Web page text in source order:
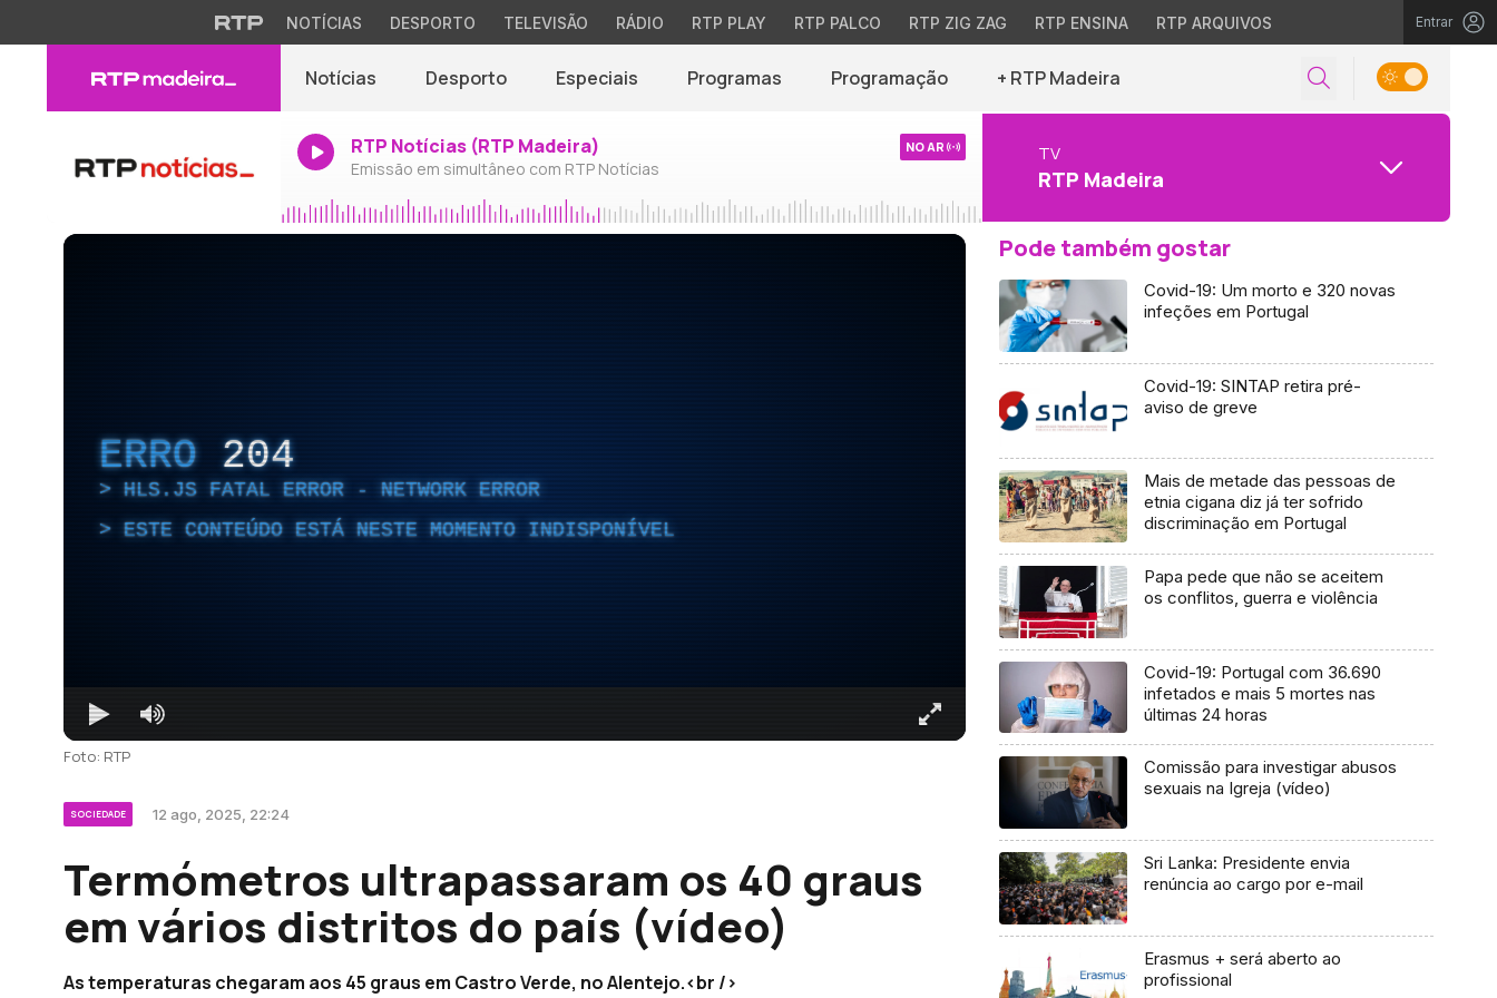
NOTÍCIAS DESPORTO TELEVISÃO RÁDIO RTP PLAY RTP PALCO RTP ZIG ZAG RTP ENSINA RTP ARQUIVOS Entrar
Notícias Desporto Especiais Programas Programação + RTP Madeira
RTP Notícias (RTP Madeira)
Emissão em simultâneo com RTP Notícias
NO AR TV
RTP Madeira
ERRO 204
HLS.JS FATAL ERROR - NETWORK ERROR
ESTE CONTEÚDO ESTÁ NESTE MOMENTO INDISPONÍVEL
Foto: RTP
SOCIEDADE 12 ago, 2025, 22:24
Termómetros ultrapassaram os 40 graus
em vários distritos do país (vídeo)
As temperaturas chegaram aos 45 graus em Castro Verde, no Alentejo.<br />
Pode também gostar
Covid-19: Um morto e 320 novas
infeções em Portugal
Covid-19: SINTAP retira pré-
aviso de greve
Mais de metade das pessoas de
etnia cigana diz já ter sofrido
discriminação em Portugal
Papa pede que não se aceitem
os conflitos, guerra e violência
Covid-19: Portugal com 36.690
infetados e mais 5 mortes nas
últimas 24 horas
Comissão para investigar abusos
sexuais na Igreja (vídeo)
Sri Lanka: Presidente envia
renúncia ao cargo por e-mail
Erasmus + será aberto ao
profissional